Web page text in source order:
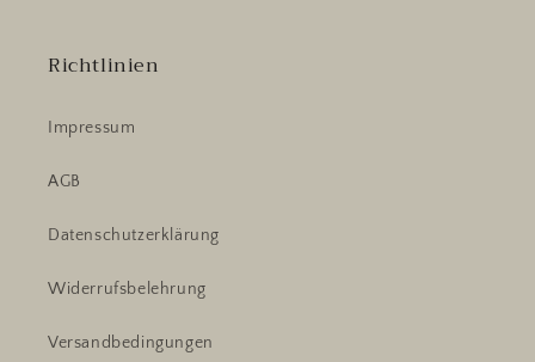
Richtlinien
Impressum
AGB
Datenschutzerklärung
Widerrufsbelehrung
Versandbedingungen